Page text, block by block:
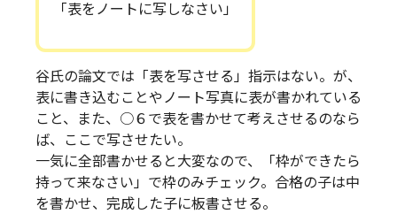
「表をノートに写しなさい」
谷氏の論文では「表を写させる」指示はない。が、
表に書き込むことやノート写真に表が書かれている
こと、また、○６で表を書かせて考えさせるのなら
ば、ここで写させたい。
一気に全部書かせると大変なので、「枠ができたら
持って来なさい」で枠のみチェック。合格の子は中
を書かせ、完成した子に板書させる。